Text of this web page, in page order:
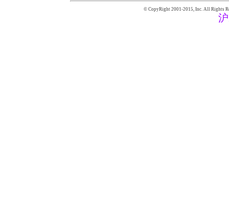
© CopyRight 2001-2015, Inc. All Rights